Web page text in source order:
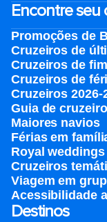
Encontre seu
Promoções de
Cruzeiros de
Cruzeiros de
Cruzeiros de
Cruzeiros 2026-
Guia de cruzeiro
Maiores navios
Férias em
Royal weddings
Cruzeiros
Viagem em
Acessibilidade
Destinos